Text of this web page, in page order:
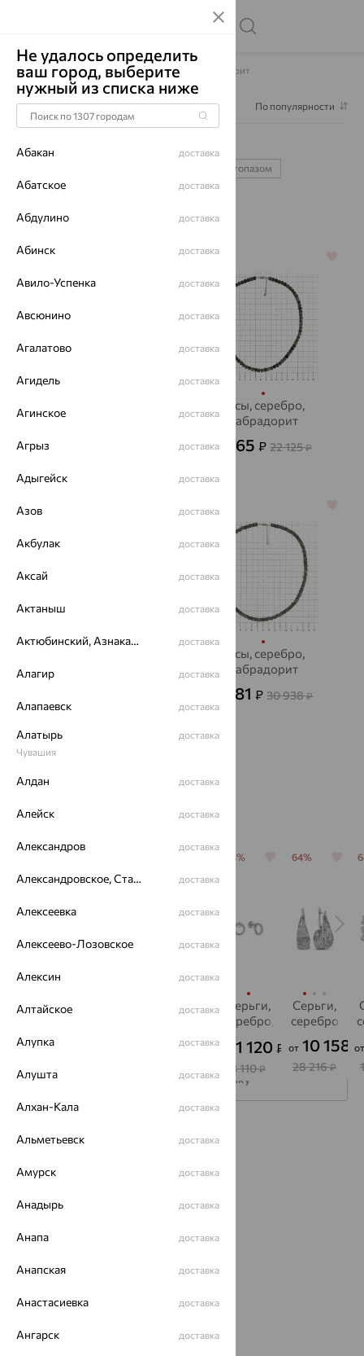
Главная Каталог Колье Колье Лабрадорит
Фильтр 1 По популярности
с топазом
64%
лабрадорит
от
64%
Бусы, серебро,
лабрадорит
7 965₽ 22 125₽
Бусы, серебро,
лабрадорит
9 281₽ 30 938₽
Популярные товары
Колье,
от 6 676
Подвеска,
2 470₽
64%
Серьги,
серебро,
1 120 ₽
3 110₽
64%
Серьги,
серебро
от 10 158 ₽
28 216₽
Подписаться на рассылку
Каталог
Акции
Магазины
ул. Зегеля, 27/2
Не удалось определить
ваш город, выберите
нужный из списка ниже
Абакан доставка
Абатское доставка
Абдулино доставка
Абинск доставка
Авило-Успенка доставка
Авсюнино доставка
Агалатово доставка
Агидель доставка
Агинское доставка
Агрыз доставка
Адыгейск доставка
Азов доставка
Акбулак доставка
Аксай доставка
Актаныш доставка
Актюбинский, Азнакаевский район доставка
Алагир доставка
Алапаевск доставка
Алатырь
Чувашия
доставка
Алдан доставка
Алейск доставка
Александров доставка
Александровское, Ставропольский край доставка
Алексеевка доставка
Алексеево-Лозовское доставка
Алексин доставка
Алтайское доставка
Алупка доставка
Алушта доставка
Алхан-Кала доставка
Альметьевск доставка
Амурск доставка
Анадырь доставка
Анапа доставка
Анапская доставка
Анастасиевка доставка
Ангарск доставка